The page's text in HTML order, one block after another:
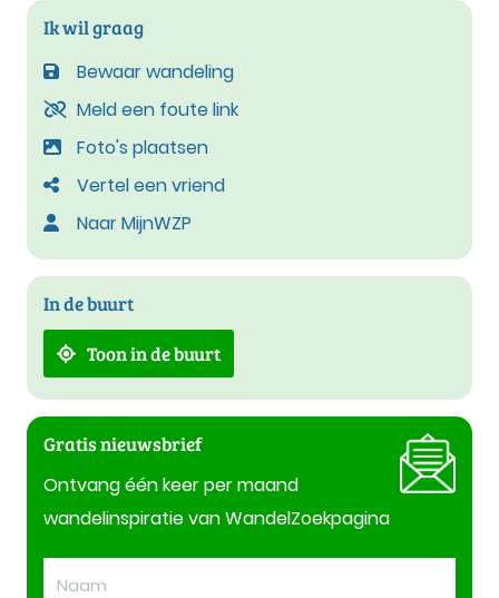
Ik wil graag
Bewaar wandeling
Meld een foute link
Foto's plaatsen
Vertel een vriend
Naar MijnWZP
In de buurt
Toon in de buurt
Gratis nieuwsbrief
Ontvang één keer per maand
wandelinspiratie van WandelZoekpagina